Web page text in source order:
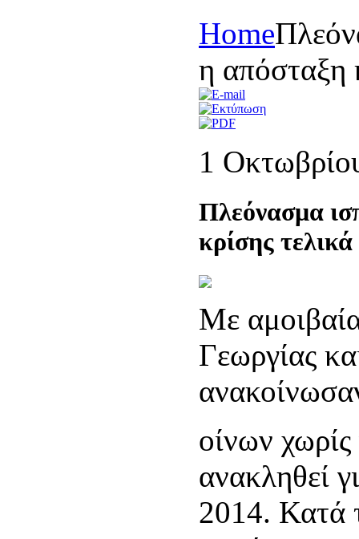
Home
η απόσταξη
1
Πλεόνασμα
κρίσης
Με
Γεωργίας
οίνων
ανακληθεί
2014. Κατά